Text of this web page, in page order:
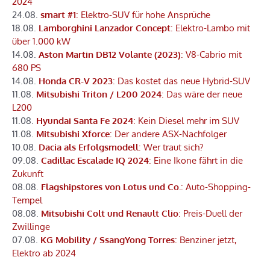
24.08. smart #1: Elektro-SUV für hohe Ansprüche
18.08. Lamborghini Lanzador Concept: Elektro-Lambo mit
über 1.000 kW
14.08. Aston Martin DB12 Volante (2023): V8-Cabrio mit
680 PS
14.08. Honda CR-V 2023: Das kostet das neue Hybrid-SUV
11.08. Mitsubishi Triton / L200 2024: Das wäre der neue
L200
11.08. Hyundai Santa Fe 2024: Kein Diesel mehr im SUV
11.08. Mitsubishi Xforce: Der andere ASX-Nachfolger
10.08. Dacia als Erfolgsmodell: Wer traut sich?
09.08. Cadillac Escalade IQ 2024: Eine Ikone fährt in die
Zukunft
08.08. Flagshipstores von Lotus und Co.: Auto-Shopping-
Tempel
08.08. Mitsubishi Colt und Renault Clio: Preis-Duell der
Zwillinge
07.08. KG Mobility / SsangYong Torres: Benziner jetzt,
Elektro ab 2024